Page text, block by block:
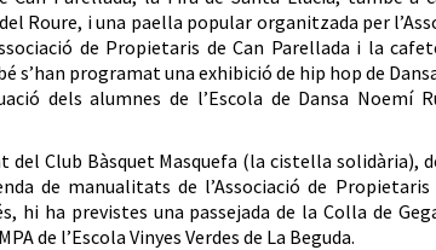
Roure, i una paella popular organitzada per
de Propietaris de Can Parellada i la
s’han programat una exhibició de hip hop de
dels alumnes de l’Escola de Dansa Noemí
del Club Bàsquet Masquefa (la cistella solidària),
de manualitats de l’Associació de
hi ha previstes una passejada de la Colla de
de l’Escola Vinyes Verdes de La Beguda.